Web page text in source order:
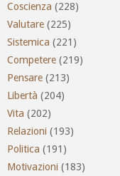
Coscienza (228)
Valutare (225)
Sistemica (221)
Competere (219)
Pensare (213)
Libertà (204)
Vita (202)
Relazioni (193)
Politica (191)
Motivazioni (183)